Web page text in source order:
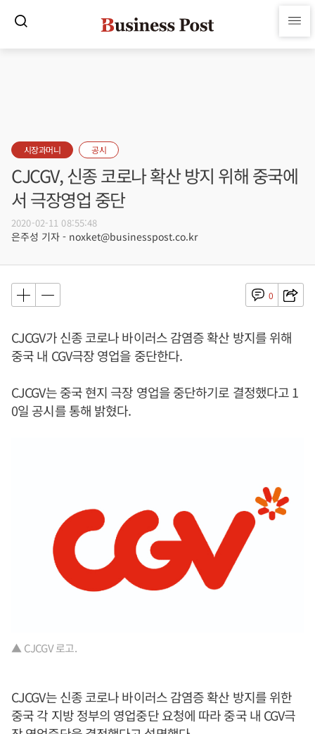
시장과머니 공시
CJCGV, 신종 코로나 확산 방지 위해 중국에
서 극장영업 중단
2020-02-11 08:55:48
은주성 기자 - noxket@businesspost.co.kr
0
CJCGV가 신종 코로나 바이러스 감염증 확산 방지를 위해
중국 내 CGV극장 영업을 중단한다.
CJCGV는 중국 현지 극장 영업을 중단하기로 결정했다고 1
0일 공시를 통해 밝혔다.
▲ CJCGV 로고.
CJCGV는 신종 코로나 바이러스 감염증 확산 방지를 위한
중국 각 지방 정부의 영업중단 요청에 따라 중국 내 CGV극